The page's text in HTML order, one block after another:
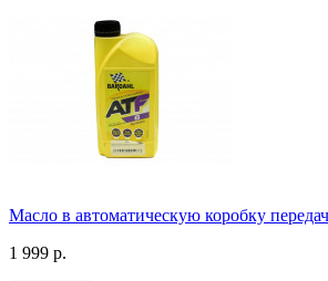
Масло в автоматическую коробку
1 999 р.